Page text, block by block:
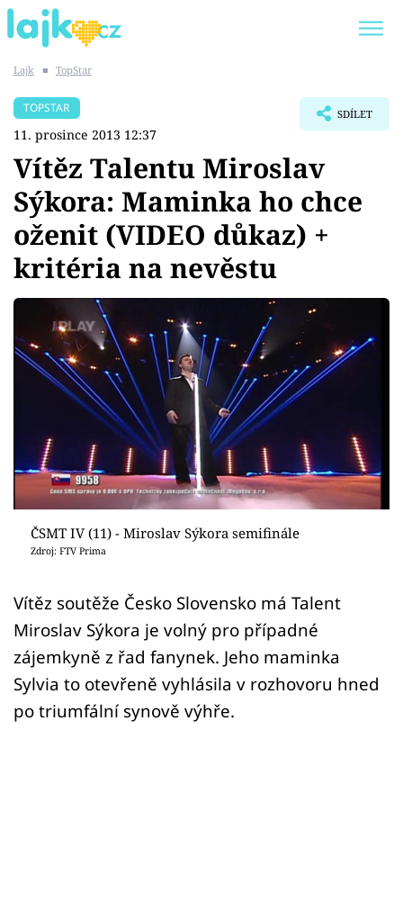
SHOPAHOLICADEL
Témata
Showbyznys
Youtubeři
Virály
Sex a vztahy
Videa
Sledujte prima+
Přihlášení
Lajk ■ TopStar
TOPSTAR
11. prosince 2013 12:37
SDÍLET
Vítěz Talentu Miroslav
Sýkora: Maminka ho chce
oženit (VIDEO důkaz) +
kritéria na nevěstu
ČSMT IV (11) - Miroslav Sýkora semifinále
Zdroj: FTV Prima
Vítěz soutěže Česko Slovensko má Talent
Miroslav Sýkora je volný pro případné
zájemkyně z řad fanynek. Jeho maminka
Sylvia to otevřeně vyhlásila v rozhovoru hned
po triumfální synově výhře.